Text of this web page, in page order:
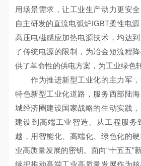
用场景需求，让工业生产动力更安
自主研发的直流电弧炉IGBT柔性电
高压电磁感应加热电源技术，均达
了传统电源的限制，为冶金短流程
供了革命性的供电方案，为工业绿色
作为推进新型工业化的主力军，
特色新型工业化道路，服务西部陆
城经济圈建设国家战略的生动实践
建设到高端工业智造、从工程服务
越，用智能化、高端化、绿色化的
业高质量发展的密钥。面向“十五五”
续把推动高端工业高质量发展作为